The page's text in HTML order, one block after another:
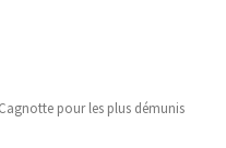
pour les plus démunis